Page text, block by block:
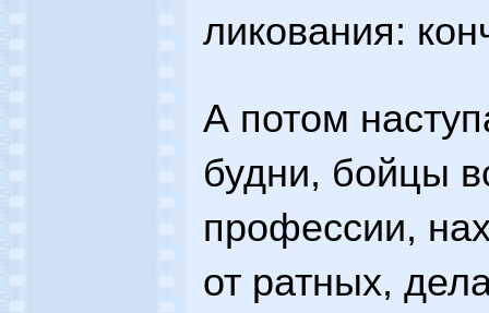
ликования:
А потом
будни, бойцы
профессии,
от ратных,